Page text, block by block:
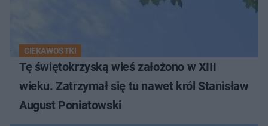
CIEKAWOSTKI
Tę świętokrzyską wieś założono w XIII
wieku. Zatrzymał się tu nawet król Stanisław
August Poniatowski